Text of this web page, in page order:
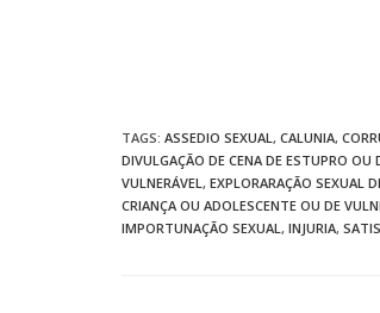
TAGS: ASSEDIO SEXUAL, CALUNIA,
DIVULGAÇÃO DE CENA DE ESTUPRO OU
VULNERÁVEL, EXPLORARAÇÃO SEXUAL
CRIANÇA OU ADOLESCENTE OU DE
IMPORTUNAÇÃO SEXUAL, INJURIA,